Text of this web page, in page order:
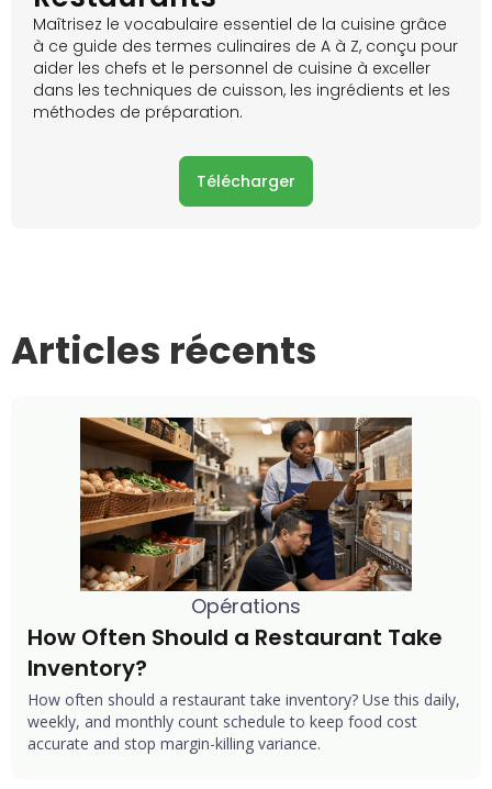
Maîtrisez le vocabulaire essentiel de la cuisine grâce
à ce guide des termes culinaires de A à Z, conçu pour
aider les chefs et le personnel de cuisine à exceller
dans les techniques de cuisson, les ingrédients et les
méthodes de préparation.
Télécharger
Articles récents
Opérations
How Often Should a Restaurant Take
Inventory?
How often should a restaurant take inventory? Use this daily,
weekly, and monthly count schedule to keep food cost
accurate and stop margin-killing variance.